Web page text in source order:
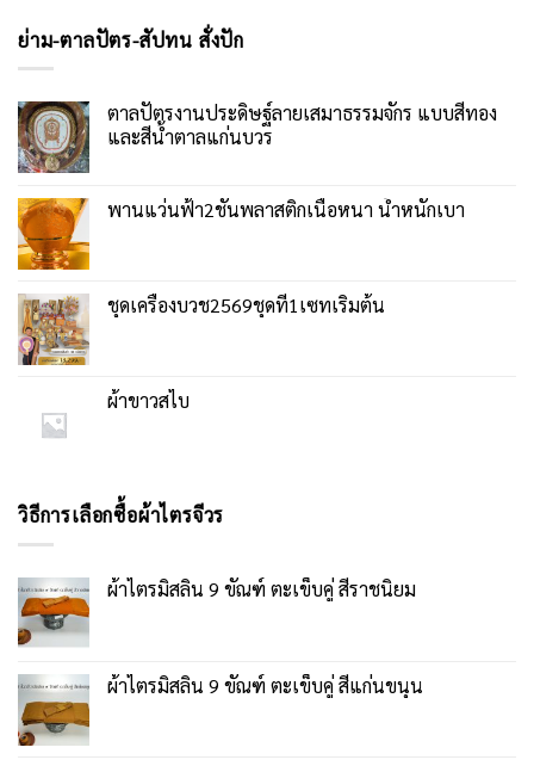
ย่าม-ตาลปัตร-สัปทน สั่งปัก
ตาลปัตรงานประดิษฐ์ลายเสมาธรรมจักร แบบสีทอง
และสีน้ำตาลแก่นบวร
พานแว่นฟ้า2ชั้นพลาสติกเนื้อหนา น้ำหนักเบา
ชุดเครื่องบวช2569ชุดที่1เซทเริ่มต้น
ผ้าขาวสไบ
วิธีการเลือกซื้อผ้าไตรจีวร
ผ้าไตรมิสลิน 9 ขัณฑ์ ตะเข็บคู่ สีราชนิยม
ผ้าไตรมิสลิน 9 ขัณฑ์ ตะเข็บคู่ สีแก่นขนุน